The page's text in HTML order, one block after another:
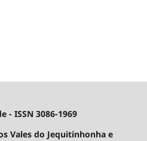
- ISSN 3086-1969
Vales do Jequitinhonha e